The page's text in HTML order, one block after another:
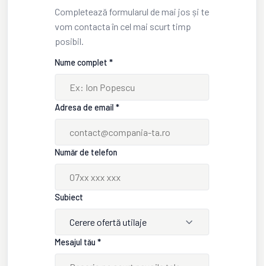
Completează formularul de mai jos și te
vom contacta în cel mai scurt timp
posibil.
Nume complet *
Adresa de email *
Număr de telefon
Subiect
Cerere ofertă utilaje
Mesajul tău *